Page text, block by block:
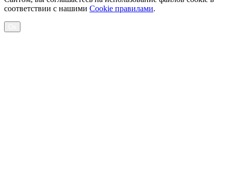
соответствии с нашими Cookiе правилами.